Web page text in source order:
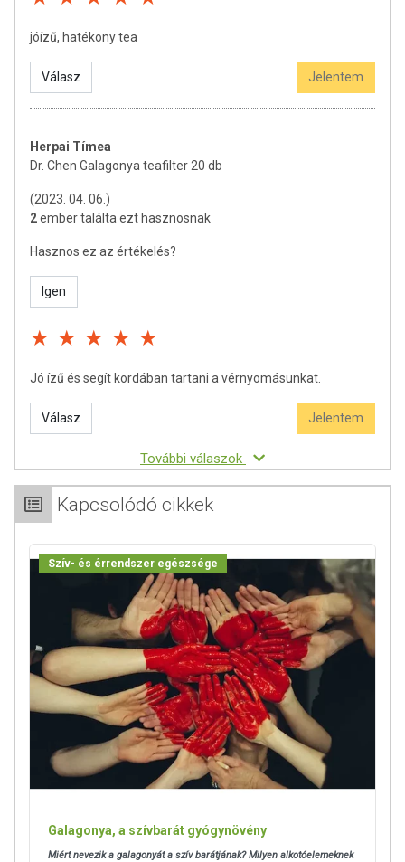
jóízű, hatékony tea
Válasz Jelentem
Herpai Tímea
Dr. Chen Galagonya teafilter 20 db
(2023. 04. 06.)
2ember találta ezt hasznosnak
Hasznos ez az értékelés?
Igen
Jó ízű és segít kordában tartani a vérnyomásunkat.
Válasz Jelentem
További válaszok
Kapcsolódó cikkek
Szív- és érrendszer egészsége
Galagonya, a szívbarát gyógynövény
Miért nevezik a galagonyát a szív barátjának? Milyen alkotóelemeknek